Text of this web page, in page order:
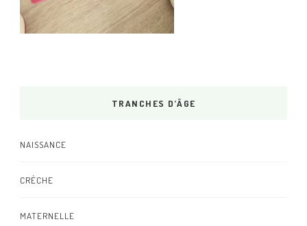
TRANCHES D’ÂGE
NAISSANCE
CRÈCHE
MATERNELLE